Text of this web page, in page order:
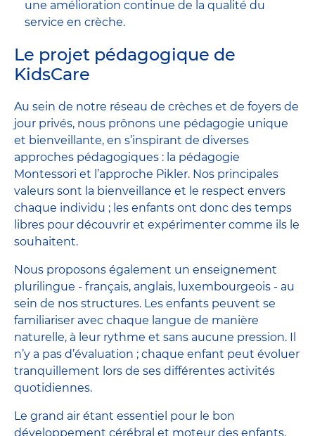
une amélioration continue de la qualité du
service en crèche.
Le projet pédagogique de
KidsCare
Au sein de notre réseau de crèches et de foyers de
jour privés, nous prônons une pédagogie unique
et bienveillante, en s’inspirant de diverses
approches pédagogiques : la pédagogie
Montessori et l’approche Pikler. Nos principales
valeurs sont la bienveillance et le respect envers
chaque individu ; les enfants ont donc des temps
libres pour découvrir et expérimenter comme ils le
souhaitent.
Nous proposons également un enseignement
plurilingue - français, anglais, luxembourgeois - au
sein de nos structures. Les enfants peuvent se
familiariser avec chaque langue de manière
naturelle, à leur rythme et sans aucune pression. Il
n’y a pas d’évaluation ; chaque enfant peut évoluer
tranquillement lors de ses différentes activités
quotidiennes.
Le grand air étant essentiel pour le bon
développement cérébral et moteur des enfants,